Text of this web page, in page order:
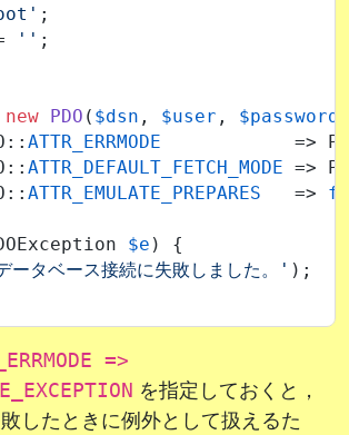
'' ;
new PDO ( $dsn , $user , $password
ATTR_ERRMODE
=>
ATTR_DEFAULT_FETCH_MODE =>
ATTR_EMULATE_PREPARES
   =>
$e ) {
ータベース接続に失敗しました。' );
=>
を指定しておくと，
したときに例外として扱えるた